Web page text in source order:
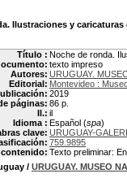
Ilustraciones y caricaturas
Título : Noche de ronda.
texto impreso
Autores: URUGUAY.
Editorial: Montevideo :
2019
páginas: 86 p.
Il.: il
Idioma : Español (spa)
clave: URUGUAY-
759.9895
Texto preliminar:
/ URUGUAY. MUSEO